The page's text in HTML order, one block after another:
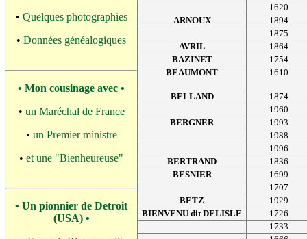
• Quelques photographies
• Données généalogiques
• Mon cousinage avec •
• un Maréchal de France
• un Premier ministre
• et une "Bienheureuse"
• Un pionnier de Detroit
(USA) •
1620
ARNOUX
1894
1875
AVRIL
1864
BAZINET
1754
BEAUMONT
1610
BELLAND
1874
1960
BERGNER
1993
1988
1996
BERTRAND
1836
BESNIER
1699
1707
BETZ
1929
BIENVENU dit DELISLE
1726
1733